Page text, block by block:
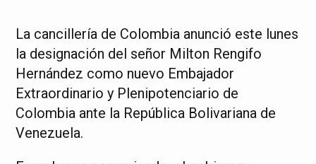
La cancillería de Colombia anunció este lunes
la designación del señor Milton Rengifo
Hernández como nuevo Embajador
Extraordinario y Plenipotenciario de
Colombia ante la República Bolivariana de
Venezuela.